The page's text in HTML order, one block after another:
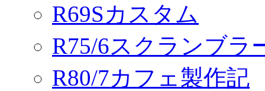
R69Sカスタム
R75/6スクランブラ
R80/7カフェ製作記